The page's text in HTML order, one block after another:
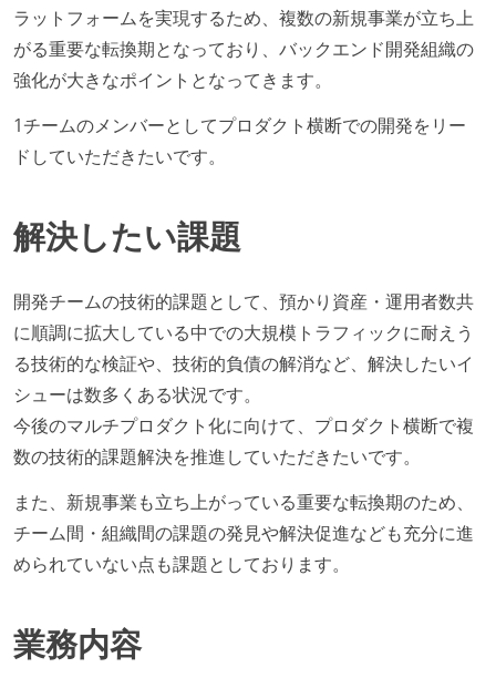
ラットフォームを実現するため、複数の新規事業が立ち上
がる重要な転換期となっており、バックエンド開発組織の
強化が大きなポイントとなってきます。
1チームのメンバーとしてプロダクト横断での開発をリー
ドしていただきたいです。
解決したい課題
開発チームの技術的課題として、預かり資産・運用者数共
に順調に拡大している中での大規模トラフィックに耐えう
る技術的な検証や、技術的負債の解消など、解決したいイ
シューは数多くある状況です。
今後のマルチプロダクト化に向けて、プロダクト横断で複
数の技術的課題解決を推進していただきたいです。
また、新規事業も立ち上がっている重要な転換期のため、
チーム間・組織間の課題の発見や解決促進なども充分に進
められていない点も課題としております。
業務内容